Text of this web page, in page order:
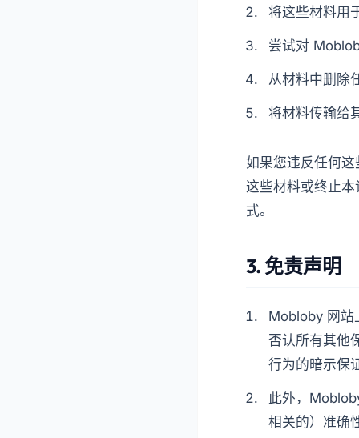
将这些材料用
尝试对
从材料中删除
将材料传输给
如果您违反任何
这些材料或终止
式。
3. 免责声明
Mobloby 网站
否认所有其他
行为的暗示保
此外，
相关的）准确